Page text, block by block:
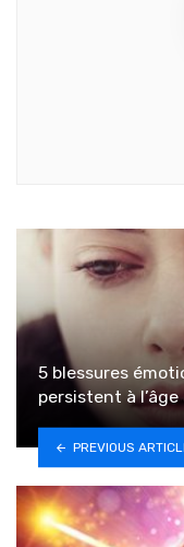
5 blessures
persistent à
PREVIOUS